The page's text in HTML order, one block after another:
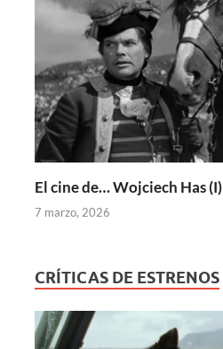
El cine de… Wojciech Has (I)
7 marzo, 2026
CRÍTICAS DE ESTRENOS